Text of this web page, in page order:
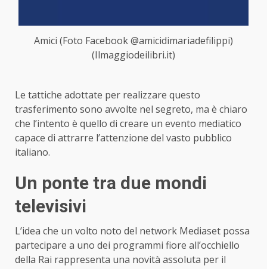
Amici (Foto Facebook @amicidimariadefilippi)
(Ilmaggiodeilibri.it)
Le tattiche adottate per realizzare questo
trasferimento sono avvolte nel segreto, ma è chiaro
che l’intento è quello di creare un evento mediatico
capace di attrarre l’attenzione del vasto pubblico
italiano.
Un ponte tra due mondi
televisivi
L’idea che un volto noto del network Mediaset possa
partecipare a uno dei programmi fiore all’occhiello
della Rai rappresenta una novità assoluta per il